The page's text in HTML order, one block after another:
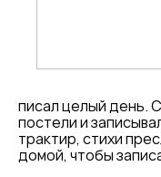
писал целый день.
постели и
трактир, стихи
домой, чтобы